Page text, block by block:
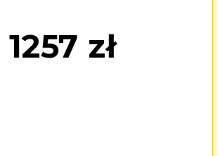
1257 zł